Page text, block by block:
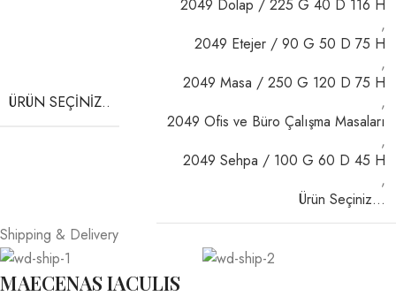
ÜRÜN SEÇINIZ..
2049 Dolap / 225 G 40 D 116 H
,
2049 Etejer / 90 G 50 D 75 H
,
2049 Masa / 250 G 120 D 75 H
,
2049 Ofis ve Büro Çalışma Masaları
,
2049 Sehpa / 100 G 60 D 45 H
,
Ürün Seçiniz…
Shipping & Delivery
MAECENAS IACULIS